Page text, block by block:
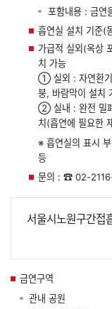
포함내용 : 금연
흡연실 설치 기준(
가급적 실외(옥상
치 가능
① 실외 : 자연환기
붕, 바람막이 설치
② 실내 : 완전 밀
치(흡연에 필요한
※ 흡연실의 표시
등
문의 : ☎ 02-
서울시노원구간접
금연구역
관내 공원